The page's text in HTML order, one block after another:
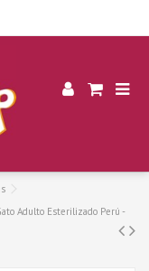
Adulto Esterilizado Perú -